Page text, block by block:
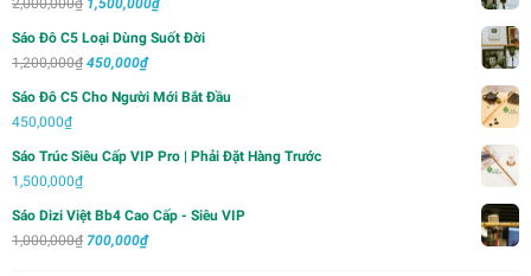
2,000,000₫.
1,500,000₫.
Sáo Đô C5 Loại Dùng Suốt Đời
1,200,000₫ Giá
450,000₫Giá
450,000₫.
Sáo Đô C5 Cho Người Mới Bắt Đầu
450,000₫
Sáo Trúc Siêu Cấp VIP Pro | Phải Đặt Hàng Trước
1,500,000₫
Sáo Dizi Việt Bb4 Cao Cấp - Siêu VIP
1,000,000₫ Giá
700,000₫Giá